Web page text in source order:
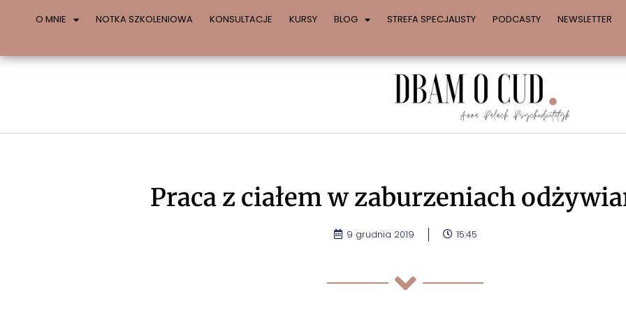
O MNIE NOTKA SZKOLENIOWA KONSULTACJE KURSY BLOG STREFA SPECJALISTY PODCASTY NEWSLETTER
Praca z ciałem w zaburzeniach
9 grudnia 2019 15:45